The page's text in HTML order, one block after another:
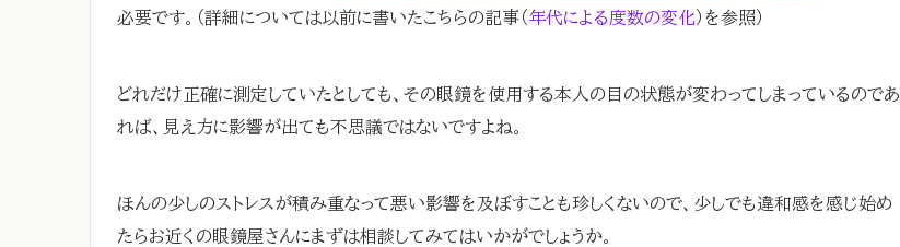
必要です。（詳細については以前に書いたこちらの記事（年代による度数の変化）を参照）
どれだけ正確に測定していたとしても、その眼鏡を使用する本人の目の状態が変わってしまっているのであ
れば、見え方に影響が出ても不思議ではないですよね。
ほんの少しのストレスが積み重なって悪い影響を及ぼすことも珍しくないので、少しでも違和感を感じ始め
たらお近くの眼鏡屋さんにまずは相談してみてはいかがでしょうか。